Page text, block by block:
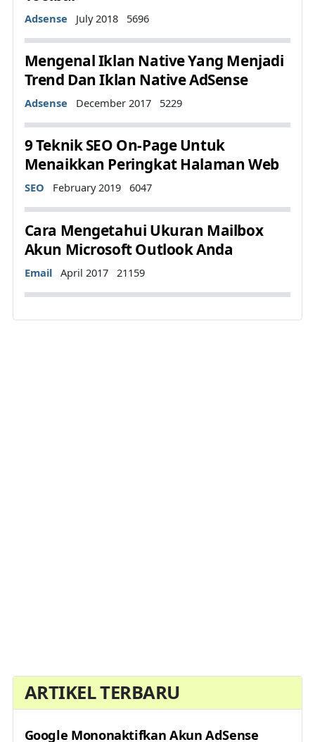
Details
Adsense July 2018 5696
Mengenal Iklan Native Yang Menjadi
Trend Dan Iklan Native AdSense
Details
Adsense December 2017 5229
9 Teknik SEO On-Page Untuk
Menaikkan Peringkat Halaman Web
Details
SEO February 2019 6047
Cara Mengetahui Ukuran Mailbox
Akun Microsoft Outlook Anda
Details
Email April 2017 21159
ARTIKEL TERBARU
Google Mononaktifkan Akun AdSense